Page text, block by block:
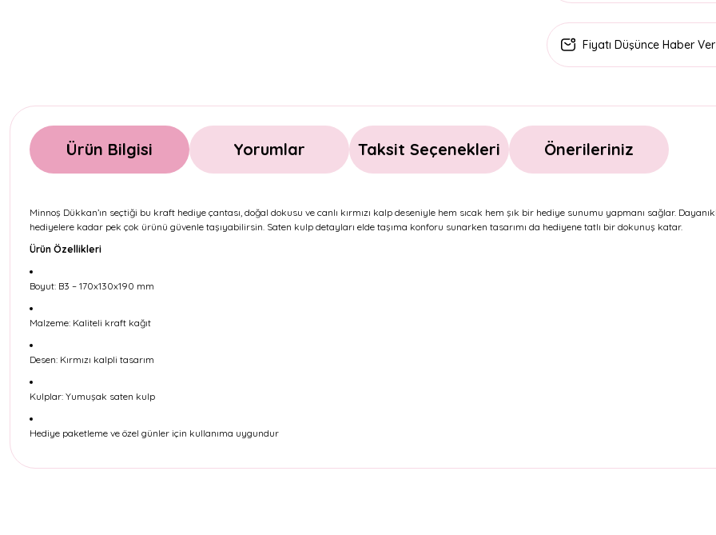
Fiyatı Düşünce Haber Ver
Ürün Bilgisi Yorumlar Taksit Seçenekleri Önerileriniz
Minnoş Dükkan’ın seçtiği bu kraft hediye çantası, doğal dokusu ve canlı kırmızı kalp deseniyle hem sıcak hem şık bir hediye sunumu yapmanı sağlar.
hediyelere kadar pek çok ürünü güvenle taşıyabilirsin. Saten kulp detayları elde taşıma konforu sunarken tasarımı da hediyene tatlı bir dokunuş katar.
Ürün Özellikleri
Boyut: B3 – 170x130x190 mm
Malzeme: Kaliteli kraft kağıt
Desen: Kırmızı kalpli tasarım
Kulplar: Yumuşak saten kulp
Hediye paketleme ve özel günler için kullanıma uygundur